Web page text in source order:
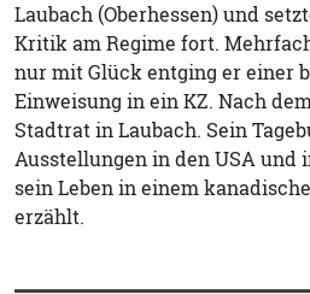
Laubach (Oberhessen) und
Kritik am Regime fort.
nur mit Glück entging er einer
Einweisung in ein KZ. Nach
Stadtrat in Laubach. Sein
Ausstellungen in den USA und
sein Leben in einem
erzählt.